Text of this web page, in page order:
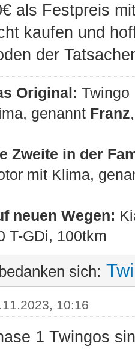
als Festpreis
kaufen und
der
Original: Twingo
genannt Franz
Zweite in der
mit Klima,
neuen Wegen:
T-GDi, 100tkm
sich:
10:16
1 Twingos